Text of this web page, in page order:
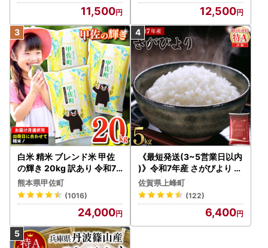
11,500 12,500
白米 精米 ブレンド米 甲佐
の輝き 20kg 訳あり 令和7
年産 【価格改定ZS】
熊本県甲佐町
(1016)
24,000
《最短発送(3~5営業日以内
)》令和7年産 さがびより 佐
賀県産（精米）5kg
佐賀県上峰町
(122)
6,400